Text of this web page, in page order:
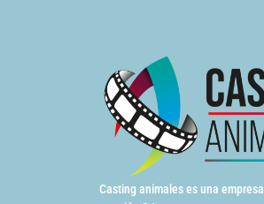
Casting animales es una